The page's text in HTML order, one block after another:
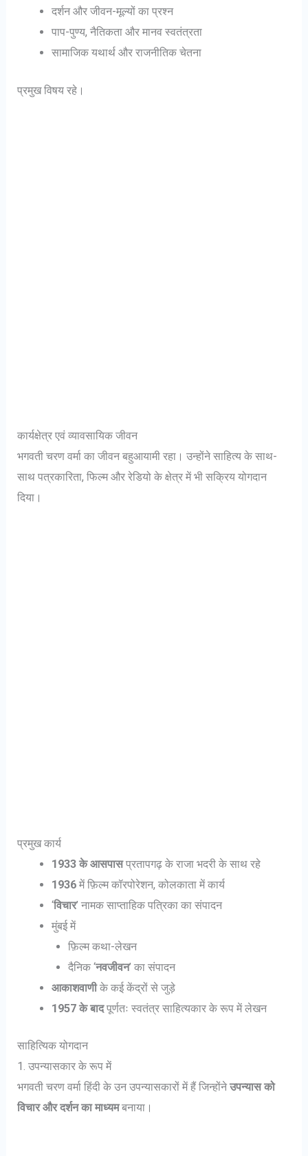
दर्शन और जीवन-मूल्यों का प्रश्न
पाप-पुण्य, नैतिकता और मानव स्वतंत्रता
सामाजिक यथार्थ और राजनीतिक चेतना
प्रमुख विषय रहे।
कार्यक्षेत्र एवं व्यावसायिक जीवन
भगवती चरण वर्मा का जीवन बहुआयामी रहा। उन्होंने साहित्य के साथ-
साथ पत्रकारिता, फिल्म और रेडियो के क्षेत्र में भी सक्रिय योगदान
दिया।
प्रमुख कार्य
1933 के आसपासप्रतापगढ़ के राजा भदरी के साथ रहे
1936में फ़िल्म कॉरपोरेशन, कोलकाता में कार्य
‘विचार’ नामक साप्ताहिक पत्रिका का संपादन
मुंबई में
फ़िल्म कथा-लेखन
दैनिक ‘नवजीवन’ का संपादन
आकाशवाणीके कई केंद्रों से जुड़े
1957 के बादपूर्णतः स्वतंत्र साहित्यकार के रूप में लेखन
साहित्यिक योगदान
1. उपन्यासकार के रूप में
भगवती चरण वर्मा हिंदी के उन उपन्यासकारों में हैं जिन्होंनेउपन्यास को
विचार और दर्शन का माध्यमबनाया।